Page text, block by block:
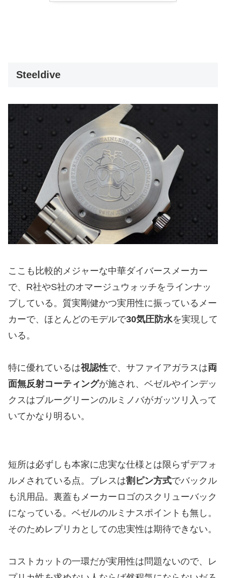
Steeldive
ここも比較的メジャーな中華ダイバースメーカー
で、R社やS社のオマージュウォッチをラインナッ
プしている。質実剛健かつ実用性に振っているメー
カーで、ほとんどのモデルで30気圧防水を実現して
いる。
特に優れているは視認性で、サファイアガラスは両
面無反射コーティングが施され、ベゼルやインデッ
クスはブルーグリーンのルミノバがガッツリ入って
いてかなり明るい。
短所は必ずしも本家に忠実な仕様とは限らずデフォ
ルメされている点。ブレスは割ピン方式でバックル
も汎用品。裏蓋もメーカーロゴのスクリューバック
になっている。ベゼルのルミナスポイントも無し。
そのためレプリカとしての忠実性は期待できない。
コストカットの一環だが実用性は問題ないので、レ